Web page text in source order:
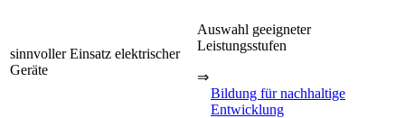
sinnvoller Einsatz elektrischer
Geräte
Auswahl geeigneter
Leistungsstufen
⇒
Bildung für nachhaltige
Entwicklung